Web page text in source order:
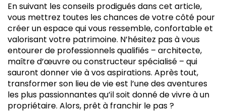
En suivant les conseils prodigués dans cet article,
vous mettrez toutes les chances de votre côté pour
créer un espace qui vous ressemble, confortable et
valorisant votre patrimoine. N’hésitez pas à vous
entourer de professionnels qualifiés – architecte,
maître d’œuvre ou constructeur spécialisé – qui
sauront donner vie à vos aspirations. Après tout,
transformer son lieu de vie est l’une des aventures
les plus passionnantes qu’il soit donné de vivre à un
propriétaire. Alors, prêt à franchir le pas ?